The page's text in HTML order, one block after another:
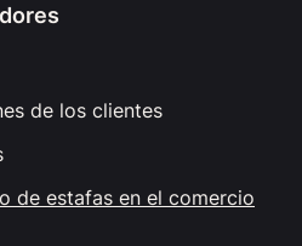
de los clientes
de estafas en el comercio